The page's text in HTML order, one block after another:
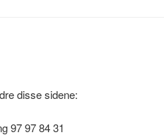
disse sidene:
97 97 84 31